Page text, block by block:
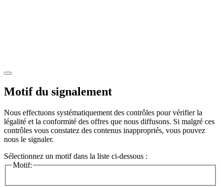
Motif du signalement
Nous effectuons systématiquement des contrôles pour vérifier la
légalité et la conformité des offres que nous diffusons. Si malgré ces
contrôles vous constatez des contenus inappropriés, vous pouvez
nous le signaler.
Sélectionnez un motif dans la liste ci-dessous :
Motif: